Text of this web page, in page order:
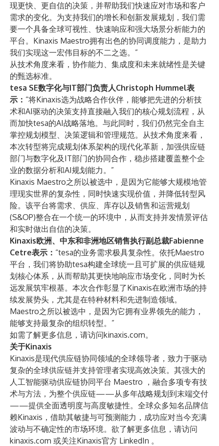
现更快、更自信的决策，并帮助我们快速应对市场和客户
需求的变化。为支持我们的增长和创新发展规划，我们需
要一个具备全球可视性、快速响应和强大场景分析能力的
平台。Kinaxis Maestro拥有出色的协同调度能力，是助力
我们实现这一宏伟目标的不二之选。”
从技术角度来看，协作能力、集成度和未来就绪性是关键
的甄选标准。
tesa SE数字化与IT部门负责人Christoph Hummel表
示： “将Kinaxis选为战略合作伙伴，能够把先进的分析技
术和AI驱动的决策支持直接融入我们的核心规划流程，从
而加快tesa的AI战略落地。与此同时，我们仍然完全自主
掌控规划模型、决策逻辑和管理规范。从技术角度来看，
本次转型将完成规划体系架构的现代化革新，加强供应链
部门与数字化及IT部门的协同合作，稳步搭建覆盖整个企
业的数据分析和AI规划能力。”
Kinaxis Maestro之所以被选中，是因为它能够大规模地管
理现实世界的复杂性，同时快速实现价值，并降低转型风
险。该平台将需求、供应、库存以及销售和运营规划
(S&OP)整合在一个统一的环境中，从而支持并发情景评估
和实时做出自信的决策。
Kinaxis欧洲、中东和非洲地区销售执行副总裁Fabienne
Cetre表示： “tesa的业务需求极具复杂性。依托Maestro
平台，我们将协助tesa构建全球统一且可扩展的供应链规
划核心体系，从而帮助其更快地响应市场变化，同时为长
远发展筑牢根基。本次合作彰显了Kinaxis在欧洲市场的持
续发展势头，尤其是在特种材料和先进制造领域。
Maestro之所以被选中，是因为它拥有业界领先的能力，
能够支持最复杂的组织转型。”
如需了解更多信息，请访问kinaxis.com。
关于Kinaxis
Kinaxis是现代供应链协同领域的全球领导者，致力于驱动
复杂的全球供应链并支持管理者实现高效决策。其强大的
人工智能驱动供应链协同平台 Maestro ，融合多项专有技
术与方法，为整个供应链——从多年战略规划到末端交付
——提供全面透明度与高度敏捷性。全球众多知名品牌信
赖Kinaxis，借助其敏捷与可预测能力，成功应对当今充满
波动与不确定性的市场环境。欲了解更多信息，请访问
kinaxis.com 或关注Kinaxis官方 LinkedIn 。